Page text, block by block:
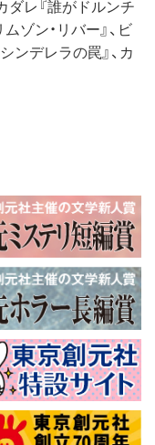
ダレ『誰がドルンチ
ゾン・リバー』、ビ
ンデレラの罠』、カ